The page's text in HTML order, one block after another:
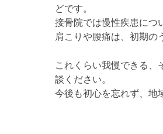
どです。
接骨院では慢性疾患につ
肩こりや腰痛は、初期の
これくらい我慢できる、
談ください。
今後も初心を忘れず、地